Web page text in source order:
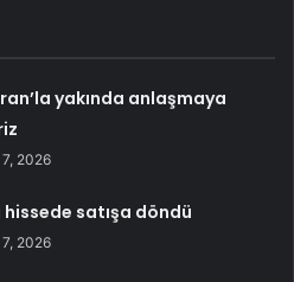
yakında anlaşmaya
2026
hissede satışa döndü
2026